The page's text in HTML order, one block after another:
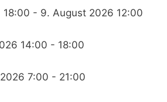
18:00 - 9. August 2026 12:00
14:00 - 18:00
7:00 - 21:00